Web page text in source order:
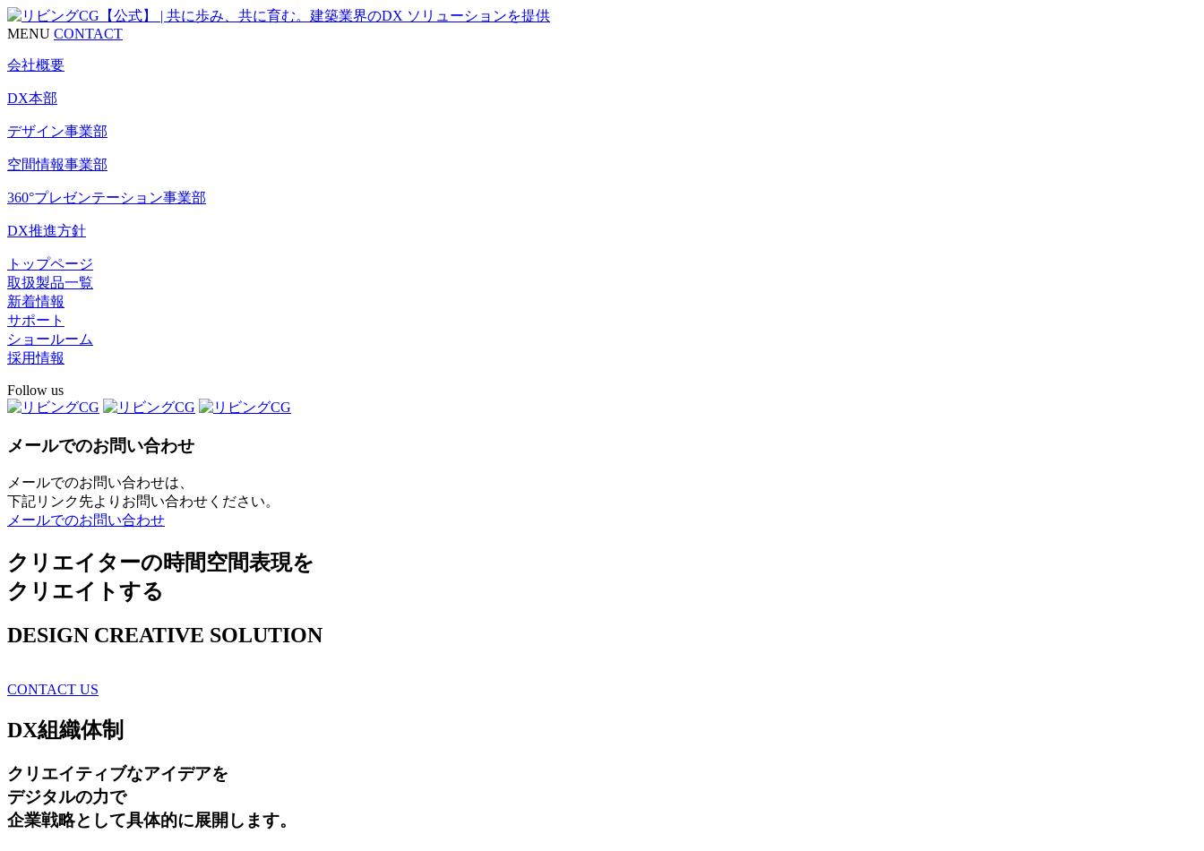
MENU CONTACT
会社概要
DX本部
デザイン事業部
空間情報事業部
360°プレゼンテーション事業部
DX推進方針
トップページ
取扱製品一覧
新着情報
サポート
ショールーム
採用情報
Follow us
メールでのお問い合わせ
メールでのお問い合わせは、
下記リンク先よりお問い合わせください。
メールでのお問い合わせ
クリエイターの時間空間表現を
クリエイトする
DESIGN CREATIVE SOLUTION
CONTACT US
DX組織体制
クリエイティブなアイデアを
デジタルの力で
企業戦略として具体的に展開します。